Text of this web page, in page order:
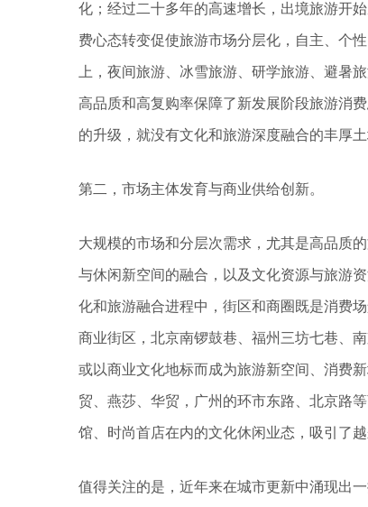
化；经过二十多年的高速增长，出境旅游开
费心态转变促使旅游市场分层化，自主、个
上，夜间旅游、冰雪旅游、研学旅游、避暑
高品质和高复购率保障了新发展阶段旅游消
的升级，就没有文化和旅游深度融合的丰厚土
第二，市场主体发育与商业供给创新。
大规模的市场和分层次需求，尤其是高品质
与休闲新空间的融合，以及文化资源与旅游
化和旅游融合进程中，街区和商圈既是消费
商业街区，北京南锣鼓巷、福州三坊七巷、
或以商业文化地标而成为旅游新空间、消费
贸、燕莎、华贸，广州的环市东路、北京路
馆、时尚首店在内的文化休闲业态，吸引了
值得关注的是，近年来在城市更新中涌现出